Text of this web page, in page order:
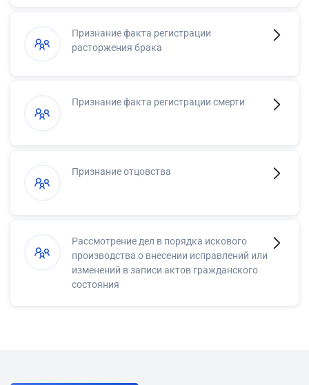
Признание факта регистрации
расторжения брака
Признание факта регистрации смерти
Признание отцовства
Рассмотрение дел в порядка искового
производства о внесении исправлений или
изменений в записи актов гражданского
состояния